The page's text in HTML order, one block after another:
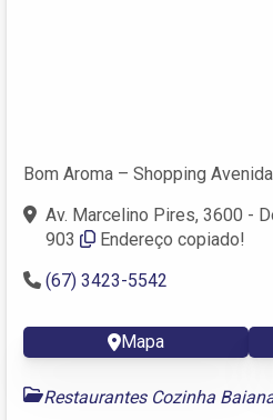
Bom Aroma – Shopping
Av. Marcelino Pires, 3600 -
903
Endereço copiado!
(67) 3423-5542
Mapa
Restaurantes Cozinha